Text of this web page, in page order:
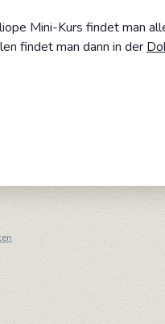
Mini-Kurs findet man
findet man dann in der